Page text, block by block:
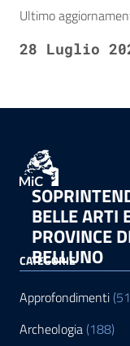
Ultimo
28 Luglio
BELLE ARTI
PROVINCE
BELLUNO
CATEGORIE
Approfondimenti
Archeologia (188)